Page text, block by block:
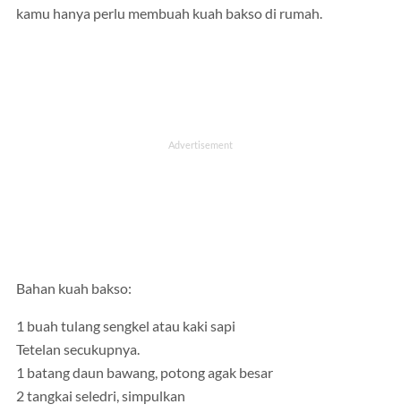
kamu hanya perlu membuah kuah bakso di rumah.
Bahan kuah bakso:
1 buah tulang sengkel atau kaki sapi
Tetelan secukupnya.
1 batang daun bawang, potong agak besar
2 tangkai seledri, simpulkan